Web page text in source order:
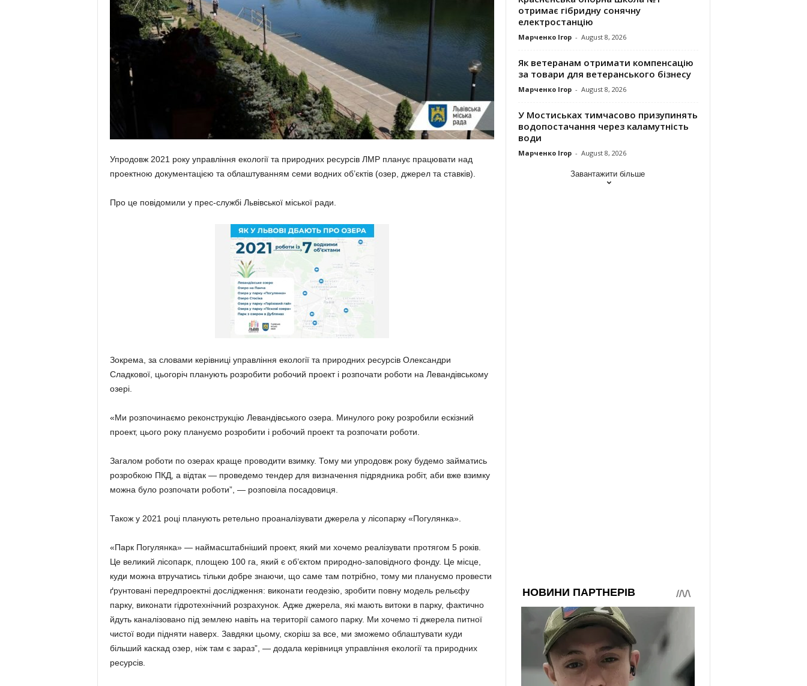
Упродовж 2021 року управління екології та природних ресурсів ЛМР планує працювати над
проектною документацією та облаштуванням семи водних об’єктів (озер, джерел та ставків).
Про це повідомили у прес-службі Львівської міської ради.
Зокрема, за словами керівниці управління екології та природних ресурсів Олександри
Сладкової, цьогоріч планують розробити робочий проект і розпочати роботи на Левандівському
озері.
«Ми розпочинаємо реконструкцію Левандівського озера. Минулого року розробили ескізний
проект, цього року плануємо розробити і робочий проект та розпочати роботи.
Загалом роботи по озерах краще проводити взимку. Тому ми упродовж року будемо займатись
розробкою ПКД, а відтак — проведемо тендер для визначення підрядника робіт, аби вже взимку
можна було розпочати роботи”, — розповіла посадовиця.
Також у 2021 році планують ретельно проаналізувати джерела у лісопарку «Погулянка».
«Парк Погулянка» — наймасштабніший проект, який ми хочемо реалізувати протягом 5 років.
Це великий лісопарк, площею 100 га, який є об’єктом природно-заповідного фонду. Це місце,
куди можна втручатись тільки добре знаючи, що саме там потрібно, тому ми плануємо провести
ґрунтовані передпроектні дослідження: виконати геодезію, зробити повну модель рельєфу
парку, виконати гідротехнічний розрахунок. Адже джерела, які мають витоки в парку, фактично
йдуть каналізовано під землею навіть на території самого парку. Ми хочемо ті джерела питної
чистої води підняти наверх. Завдяки цьому, скоріш за все, ми зможемо облаштувати куди
більший каскад озер, ніж там є зараз”, — додала керівниця управління екології та природних
ресурсів.
отримає гібридну сонячну
електростанцію
Марченко Ігор - August 8, 2026
Як ветеранам отримати компенсацію
за товари для ветеранського бізнесу
Марченко Ігор - August 8, 2026
У Мостиськах тимчасово призупинять
водопостачання через каламутність
води
Марченко Ігор - August 8, 2026
Завантажити більше